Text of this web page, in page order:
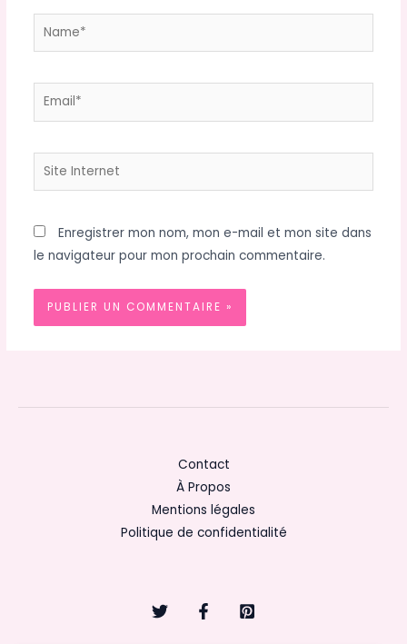
Name*
Email*
Site
Enregistrer mon nom, mon e-mail et mon site dans
le navigateur pour mon prochain commentaire.
Contact
À Propos
Mentions légales
Politique de confidentialité